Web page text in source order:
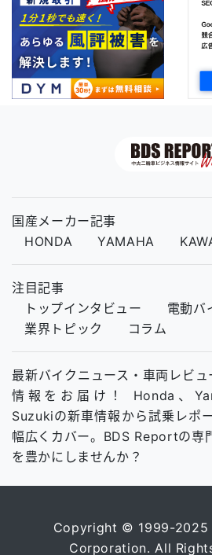
国産メーカー記事
HONDA
YAMAHA
注目記事
トップインタビュー
電動バ
業界トピック
コラム
最新バイクニュース・車両レビ
情報をお届け！ Honda、
Suzukiの新車情報から試乗レポ
幅広くカバー。BDS Reportの専
を豊かにしませんか？
Copyright © 1999-2025
Corporation. All